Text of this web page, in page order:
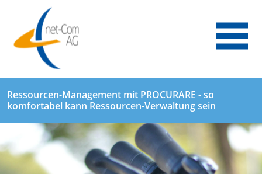
Ressourcen-Management mit PROCURARE - so
komfortabel kann Ressourcen-Verwaltung sein